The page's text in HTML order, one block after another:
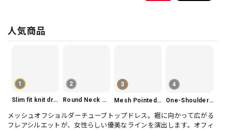
人気商品
1
Slim fit knit dress(3color) V1330
2
Round Neck Tiered Sleeveless Dress V2290
3
Mesh Pointed Toe Pumps V165
4
One-Shoulder Slim-Fit Flattering Mermaid Skirt Dress V2295
メッシュオフショルダーチューブトップドレス。裾に向かって広がる
フレアシルエットが、女性らしい優美なラインを演出します。オフィ